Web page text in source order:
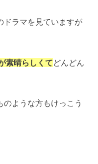
ドラマを見ていますが
素晴らしくてどんどん
ような方もけっこう